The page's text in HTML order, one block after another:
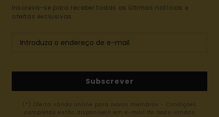
Inscreva-se para receber todas as últimas notícias e
ofertas exclusivas.
Subscrever
(*) Oferta válida online para novos membros - Condições
completas estão disponíveis em e-mail de boas-vindas